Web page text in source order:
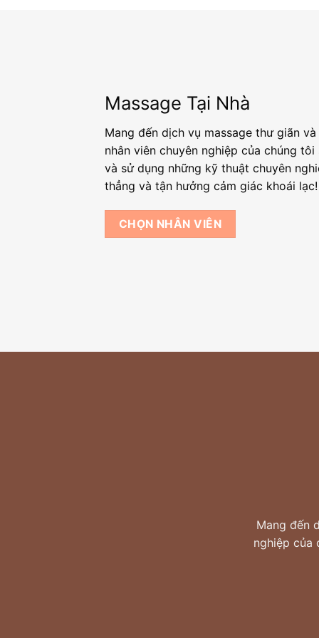
Massage Tại Nhà
Mang đến dịch vụ massage thư giãn
nhân viên chuyên nghiệp của chúng
và sử dụng những kỹ thuật chuyên
thẳng và tận hưởng cảm giác khoái lạc!
CHỌN NHÂN VIÊN
Mang đến
nghiệp của